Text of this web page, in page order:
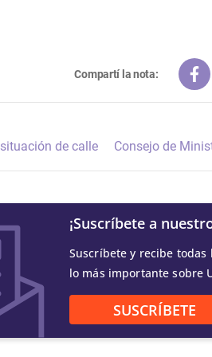
Compartí la nota:
situación de calle Consejo de
¡Suscríbete a
Suscríbete y recibe
lo más importante sobre
SUSCRÍBETE